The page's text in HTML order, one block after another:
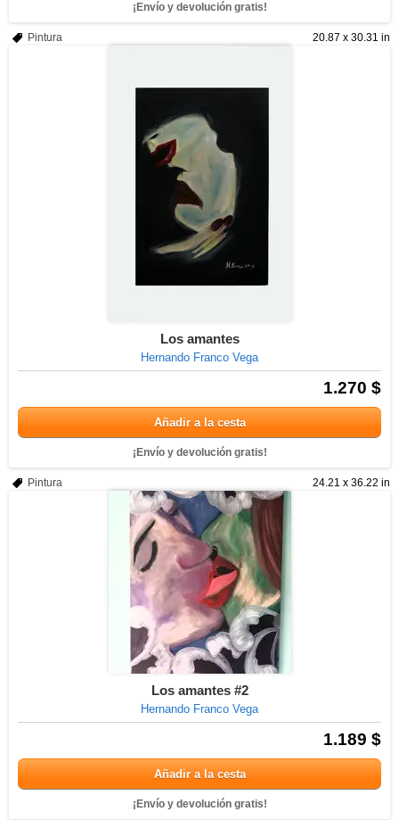
¡Envío y devolución gratis!
20.87 x 30.31 in
Pintura
Los amantes
Hernando Franco Vega
1.270 $
Añadir a la cesta
¡Envío y devolución gratis!
24.21 x 36.22 in
Pintura
Los amantes #2
Hernando Franco Vega
1.189 $
Añadir a la cesta
¡Envío y devolución gratis!